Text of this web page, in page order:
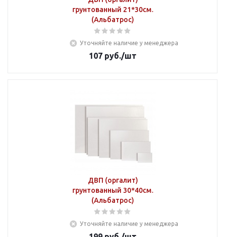
грунтованный 21*30см.
(Альбатрос)
Уточняйте наличие у менеджера
107 руб./шт
ДВП (оргалит)
грунтованный 30*40см.
(Альбатрос)
Уточняйте наличие у менеджера